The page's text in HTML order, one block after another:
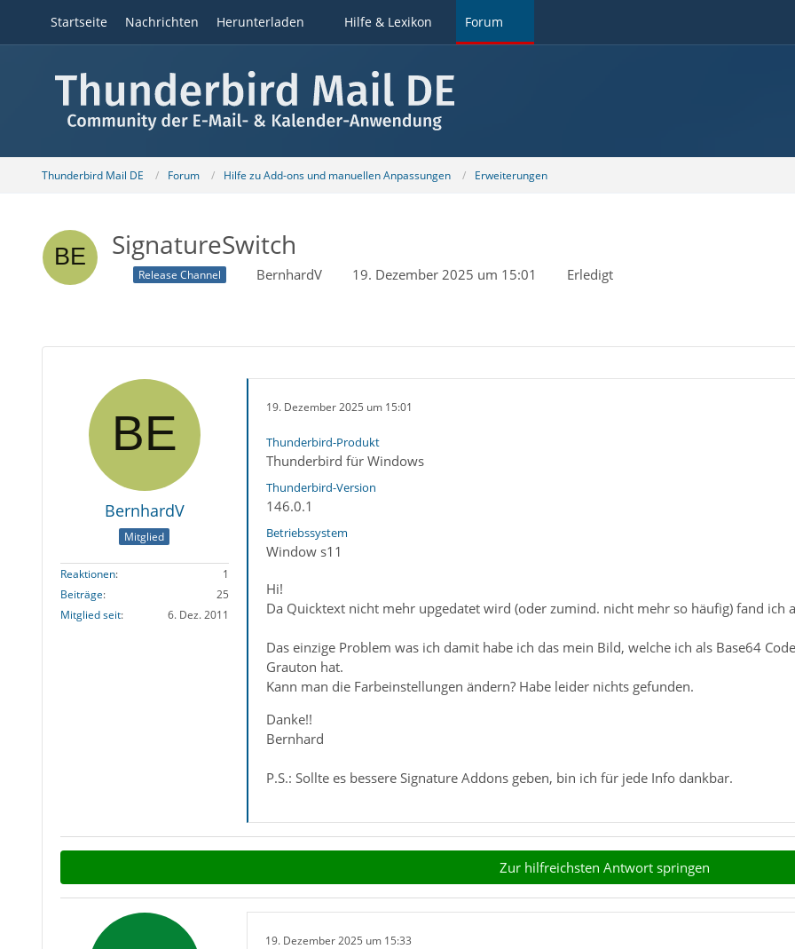
Startseite Nachrichten Herunterladen Hilfe & Lexikon Forum
Thunderbird Mail DE Forum Hilfe zu Add-ons und manuellen Anpassungen Erweiterungen
SignatureSwitch
Release Channel BernhardV 19. Dezember 2025 um 15:01 Erledigt
BernhardV
Mitglied
Reaktionen
1
Beiträge
25
Mitglied seit
6. Dez. 2011
19. Dezember 2025 um 15:01
Thunderbird-Produkt
Thunderbird für Windows
Thunderbird-Version
146.0.1
Betriebssystem
Window s11
Hi!
Da Quicktext nicht mehr upgedatet wird (oder zumind. nicht mehr so häufig) fand ich
Das einzige Problem was ich damit habe ich das mein Bild, welche ich als Base64
Grauton hat.
Kann man die Farbeinstellungen ändern? Habe leider nichts gefunden.
Danke!!
Bernhard
P.S.: Sollte es bessere Signature Addons geben, bin ich für jede Info dankbar.
Zur hilfreichsten Antwort springen
19. Dezember 2025 um 15:33